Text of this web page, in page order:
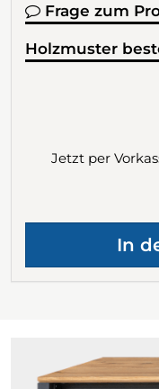
Frage zum
Holzmuster
Jetzt per